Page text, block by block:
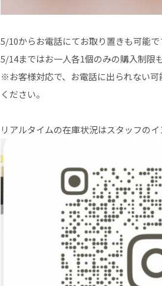
5/10からお電話にてお取り置きも可能で
5/14まではお一人各1個のみの購入制限
※お客様対応で、お電話に出られない
ください。
リアルタイムの在庫状況はスタッフの